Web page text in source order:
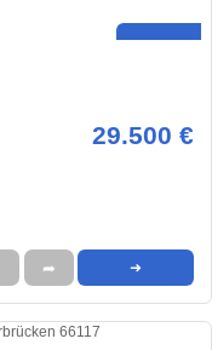
29.500 €
➦ ➜